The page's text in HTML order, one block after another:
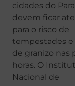
cidades do
devem ficar
para o risco de
tempestades e
de granizo nas
horas. O
Nacional de